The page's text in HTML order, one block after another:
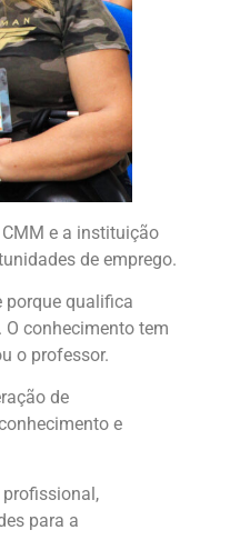
e a instituição
de emprego.
porque qualifica
conhecimento tem
o professor.
de
e
para a